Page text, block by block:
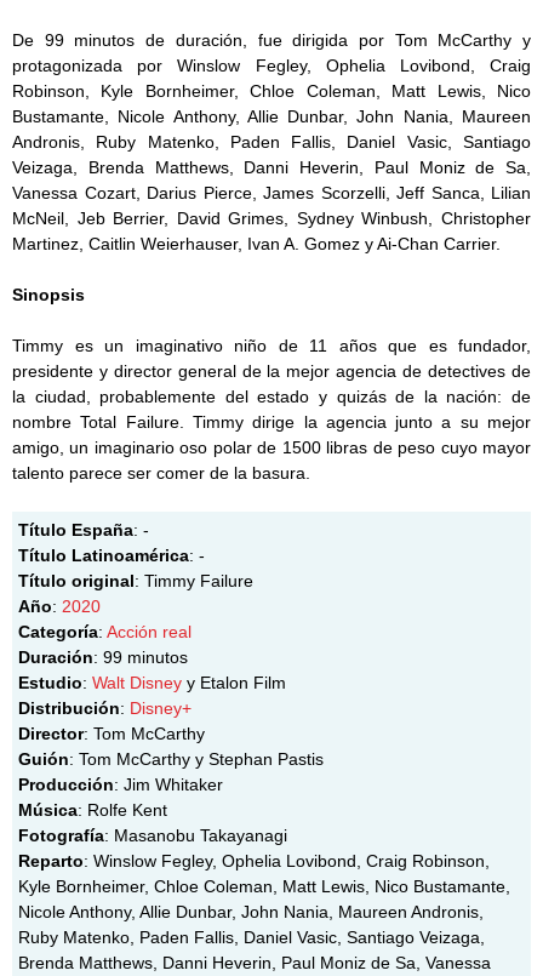
De 99 minutos de duración, fue dirigida por Tom McCarthy y
protagonizada por Winslow Fegley, Ophelia Lovibond, Craig
Robinson, Kyle Bornheimer, Chloe Coleman, Matt Lewis, Nico
Bustamante, Nicole Anthony, Allie Dunbar, John Nania, Maureen
Andronis, Ruby Matenko, Paden Fallis, Daniel Vasic, Santiago
Veizaga, Brenda Matthews, Danni Heverin, Paul Moniz de Sa,
Vanessa Cozart, Darius Pierce, James Scorzelli, Jeff Sanca, Lilian
McNeil, Jeb Berrier, David Grimes, Sydney Winbush, Christopher
Martinez, Caitlin Weierhauser, Ivan A. Gomez y Ai-Chan Carrier.
Sinopsis
Timmy es un imaginativo niño de 11 años que es fundador,
presidente y director general de la mejor agencia de detectives de
la ciudad, probablemente del estado y quizás de la nación: de
nombre Total Failure. Timmy dirige la agencia junto a su mejor
amigo, un imaginario oso polar de 1500 libras de peso cuyo mayor
talento parece ser comer de la basura.
Título España: -
Título Latinoamérica: -
Título original: Timmy Failure
Año: 2020
Categoría: Acción real
Duración: 99 minutos
Estudio: Walt Disney y Etalon Film
Distribución: Disney+
Director: Tom McCarthy
Guión: Tom McCarthy y Stephan Pastis
Producción: Jim Whitaker
Música: Rolfe Kent
Fotografía: Masanobu Takayanagi
Reparto: Winslow Fegley, Ophelia Lovibond, Craig Robinson,
Kyle Bornheimer, Chloe Coleman, Matt Lewis, Nico Bustamante,
Nicole Anthony, Allie Dunbar, John Nania, Maureen Andronis,
Ruby Matenko, Paden Fallis, Daniel Vasic, Santiago Veizaga,
Brenda Matthews, Danni Heverin, Paul Moniz de Sa, Vanessa